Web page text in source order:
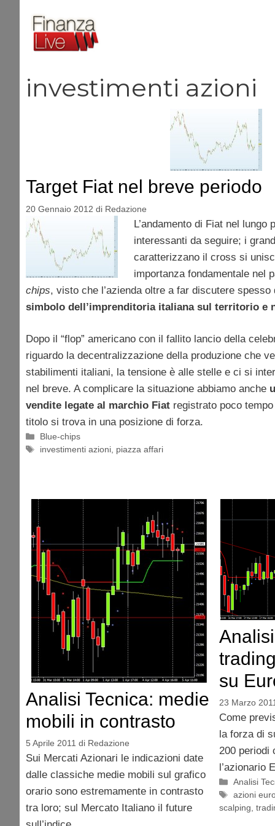
contenuto
investimenti azioni
Target Fiat nel breve periodo
20 Gennaio 2012 di Redazione
L’andamento di Fiat nel lungo
interessanti da seguire; i
caratterizzano il cross si
importanza fondamentale nel
chips, visto che l’azienda oltre a far discutere spesso
simbolo dell’imprenditoria italiana sul territorio e
Dopo il “flop” americano con il fallito lancio della
riguardo la decentralizzazione della produzione che
stabilimenti italiani, la tensione è alle stelle e ci si
nel breve. A complicare la situazione abbiamo anche
vendite legate al marchio Fiat registrato poco
titolo si trova in una posizione di forza.
Categorie
Blue-chips
Tag
investimenti azioni piazza affari
Analisi Tecnica: medie
mobili in contrasto
5 Aprile 2011 di Redazione
Sui Mercati Azionari le indicazioni date
dalle classiche medie mobili sul grafico
orario sono estremamente in contrasto
tra loro; sul Mercato Italiano il future
su
23 Marzo
Come
la forza di
200 periodi
l’azionario
Categorie
Analisi
Tag
azioni
scalping,